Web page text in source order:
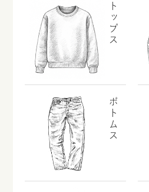
トップス
ボトムス